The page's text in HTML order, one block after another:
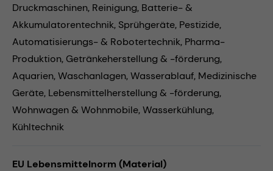
Druckmaschinen, Reinigung, Batterie- &
Akkumulatorentechnik, Sprühgeräte, Pestizide,
Automatisierungs- & Robotertechnik, Pharma-
Produktion, Getränkeherstellung & -förderung,
Aquarien,Waschanlagen,Wasserablauf, Medizinische
Geräte, Lebensmittelherstellung & -förderung,
Wohnwagen & Wohnmobile,Wasserkühlung,
Kühltechnik
EU Lebensmittelnorm (Material)